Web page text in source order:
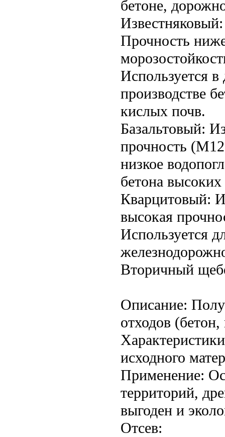
бетоне,
Известняковый:
Прочность
Используется
производстве
кислых почв.
Базальтовый:
прочность
низкое
бетона
Кварцитовый:
высокая
Используется
Вторичный
Описание:
отходов
исходного
Применение:
территорий,
выгоден и
Отсев: